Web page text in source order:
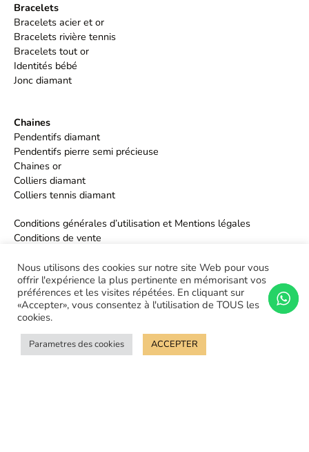
Bracelets
Bracelets acier et or
Bracelets rivière tennis
Bracelets tout or
Identités bébé
Jonc diamant
Chaines
Pendentifs diamant
Pendentifs pierre semi précieuse
Chaines or
Colliers diamant
Colliers tennis diamant
Conditions générales d’utilisation et Mentions légales
Conditions de vente
Nous utilisons des cookies sur notre site Web pour vous
offrir l'expérience la plus pertinente en mémorisant vos
préférences et les visites répétées. En cliquant sur
«Accepter», vous consentez à l'utilisation de TOUS les
cookies.
Parametres des cookies ACCEPTER